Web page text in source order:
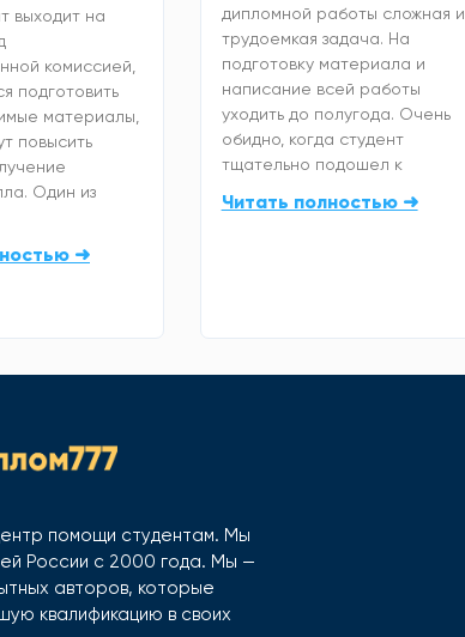
выходит на
комиссией,
подготовить
материалы,
повысить
Один из
➜
дипломной работы сложная и
трудоемкая задача. На
подготовку материала и
написание всей работы
уходить до полугода. Очень
обидно, когда студент
тщательно подошел к
Читать полностью ➜
помощи студентам. Мы
России с 2000 года. Мы —
авторов, которые
квалификацию в своих